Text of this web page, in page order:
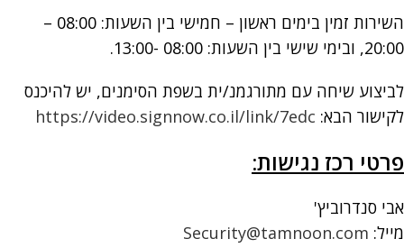
השירות זמין בימים ראשון – חמישי בין השעות: 08:00 –
20:00, ובימי שישי בין השעות: 08:00 -13:00.
לביצוע שיחה עם מתורגמנ/ית בשפת הסימנים, יש להיכנס
לקישור הבא: https://video.signnow.co.il/link/7edc
פרטי רכז נגישות:
אבי סנדרוביץ'
מייל: Security@tamnoon.com